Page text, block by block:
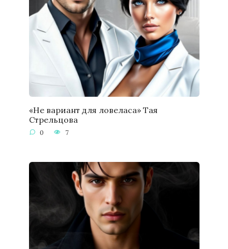
«Не вариант для ловеласа» Тая
Стрельцова
0 7